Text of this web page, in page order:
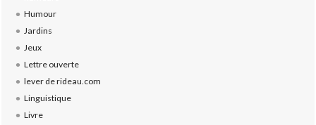
Humour
Jardins
Jeux
Lettre ouverte
lever de rideau.com
Linguistique
Livre